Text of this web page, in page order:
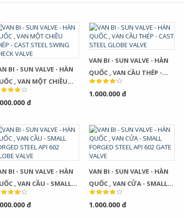
BI - SUN VALVE - HÀN
, VAN MỘT CHIỀU
- CAST STEEL SWING
VALVE
đ
VAN BI - SUN VALVE - HÀN
QUỐC , VAN CẦU THÉP -
1.000.000 đ
BI - SUN VALVE - HÀN
, VAN CẦU - SMALL
STEEL API 602
GLOBE VALVE
đ
VAN BI - SUN VALVE - HÀN
QUỐC , VAN CỬA - SMALL
FORGED STEEL API 602 GATE
VALVE
1.000.000 đ